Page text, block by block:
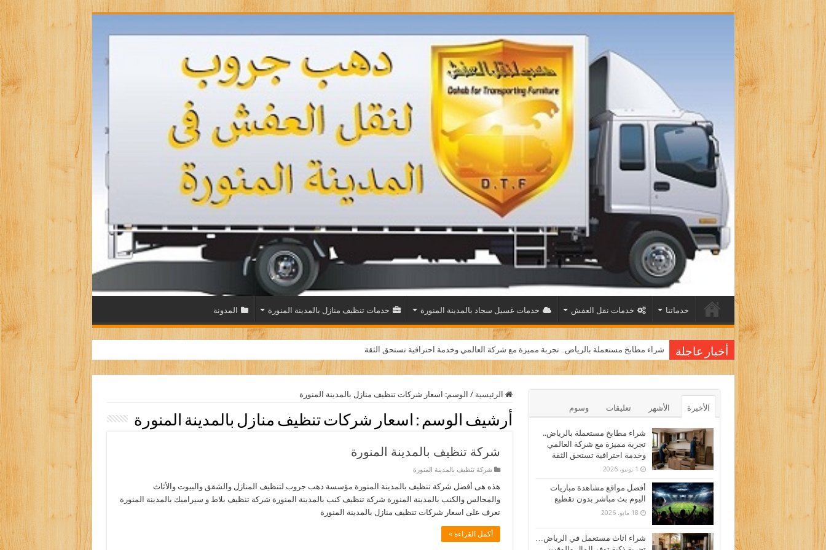
خدماتنا خدمات نقل العفش خدمات غسيل سجاد بالمدينة المنورة خدمات تنظيف منازل بالمدينة المنورة المدونة
أخبار عاجلة شراء مطابخ مستعملة بالرياض.. تجربة مميزة مع شركة العالمي وخدمة احترافية تستحق الثقة
الرئيسية / الوسم: اسعار شركات تنظيف منازل بالمدينة المنورة
أرشيف الوسم : اسعار شركات تنظيف منازل بالمدينة المنورة
شركة تنظيف بالمدينة المنورة
شركة تنظيف بالمدينة المنورة
هذه هى أفضل شركة تنظيف بالمدينة المنورة مؤسسة دهب جروب لتنظيف المنازل والشقق والبيوت والأثاث
والمجالس والكنب بالمدينة المنورة شركة تنظيف كنب بالمدينة المنورة شركة تنظيف بلاط و سيراميك بالمدينة المنورة
تعرف على اسعار شركات تنظيف منازل بالمدينة المنورة
أكمل القراءة »
الأخيرة الأشهر تعليقات وسوم
شراء مطابخ مستعملة بالرياض..
تجربة مميزة مع شركة العالمي
وخدمة احترافية تستحق الثقة
1 يونيو، 2026
أفضل مواقع مشاهدة مباريات
اليوم بث مباشر بدون تقطيع
18 مايو، 2026
شراء اثاث مستعمل في الرياض…